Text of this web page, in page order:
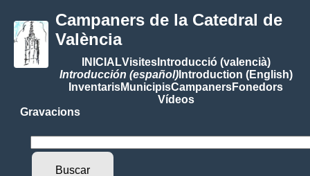
Campaners de la Catedral de
València
INICIALVisitesIntroducció (valencià)
Introducción (español)Introduction (English)
InventarisMunicipisCampanersFonedors
Vídeos
Gravacions